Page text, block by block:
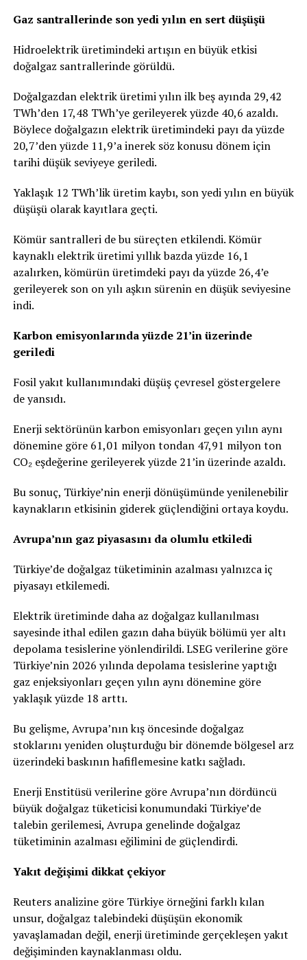
Gaz santrallerinde son yedi yılın en sert düşüşü
Hidroelektrik üretimindeki artışın en büyük etkisi
doğalgaz santrallerinde görüldü.
Doğalgazdan elektrik üretimi yılın ilk beş ayında 29,42
TWh’den 17,48 TWh’ye gerileyerek yüzde 40,6 azaldı.
Böylece doğalgazın elektrik üretimindeki payı da yüzde
20,7’den yüzde 11,9’a inerek söz konusu dönem için
tarihi düşük seviyeye geriledi.
Yaklaşık 12 TWh’lik üretim kaybı, son yedi yılın en büyük
düşüşü olarak kayıtlara geçti.
Kömür santralleri de bu süreçten etkilendi. Kömür
kaynaklı elektrik üretimi yıllık bazda yüzde 16,1
azalırken, kömürün üretimdeki payı da yüzde 26,4’e
gerileyerek son on yılı aşkın sürenin en düşük seviyesine
indi.
Karbon emisyonlarında yüzde 21’in üzerinde
geriledi
Fosil yakıt kullanımındaki düşüş çevresel göstergelere
de yansıdı.
Enerji sektörünün karbon emisyonları geçen yılın aynı
dönemine göre 61,01 milyon tondan 47,91 milyon ton
CO₂ eşdeğerine gerileyerek yüzde 21’in üzerinde azaldı.
Bu sonuç, Türkiye’nin enerji dönüşümünde yenilenebilir
kaynakların etkisinin giderek güçlendiğini ortaya koydu.
Avrupa’nın gaz piyasasını da olumlu etkiledi
Türkiye’de doğalgaz tüketiminin azalması yalnızca iç
piyasayı etkilemedi.
Elektrik üretiminde daha az doğalgaz kullanılması
sayesinde ithal edilen gazın daha büyük bölümü yer altı
depolama tesislerine yönlendirildi. LSEG verilerine göre
Türkiye’nin 2026 yılında depolama tesislerine yaptığı
gaz enjeksiyonları geçen yılın aynı dönemine göre
yaklaşık yüzde 18 arttı.
Bu gelişme, Avrupa’nın kış öncesinde doğalgaz
stoklarını yeniden oluşturduğu bir dönemde bölgesel arz
üzerindeki baskının hafiflemesine katkı sağladı.
Enerji Enstitüsü verilerine göre Avrupa’nın dördüncü
büyük doğalgaz tüketicisi konumundaki Türkiye’de
talebin gerilemesi, Avrupa genelinde doğalgaz
tüketiminin azalması eğilimini de güçlendirdi.
Yakıt değişimi dikkat çekiyor
Reuters analizine göre Türkiye örneğini farklı kılan
unsur, doğalgaz talebindeki düşüşün ekonomik
yavaşlamadan değil, enerji üretiminde gerçekleşen yakıt
değişiminden kaynaklanması oldu.